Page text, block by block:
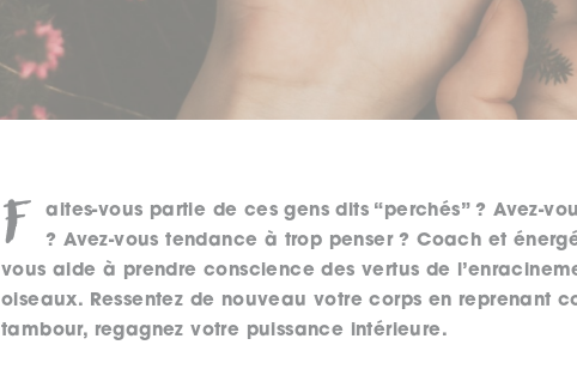
F
aites-vous partie de ces gens dits “perchés” ? Avez-
? Avez-vous tendance à trop penser ? Coach et
vous aide à prendre conscience des vertus de
oiseaux. Ressentez de nouveau votre corps en reprenant
tambour, regagnez votre puissance intérieure.